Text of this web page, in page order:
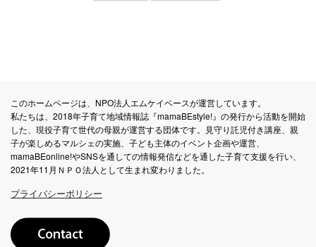
このホームページは、NPO法人エムケイベースが運営しています。
私たちは、2018年子育て地域情報誌『mamaBEstyle!』の発行から活動を開始
した、現役子育て世代の母親が運営する団体です。見守り託児付き講座、親
子が楽しめるマルシェの実施、子ども主体のイベント企画や運営、
mamaBEonline!やSNSを通しての情報発信などを通した子育て支援を行い、
2021年11月ＮＰＯ法人として生まれ変わりました。
プライバシーポリシー